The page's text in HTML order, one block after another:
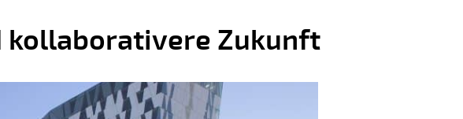
kollaborativere Zukunft